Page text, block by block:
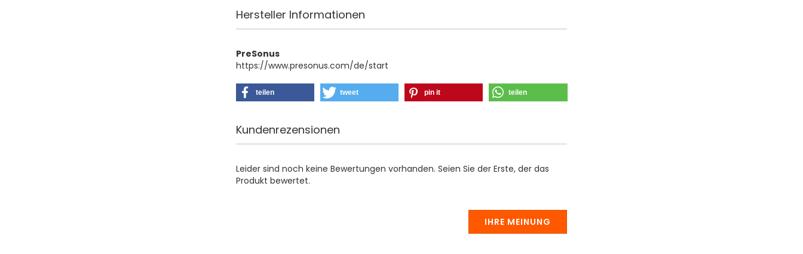
Hersteller Informationen
PreSonus
https://www.presonus.com/de/start
teilen tweet pin it teilen
Kundenrezensionen
Leider sind noch keine Bewertungen vorhanden. Seien Sie der Erste, der das
Produkt bewertet.
IHRE MEINUNG